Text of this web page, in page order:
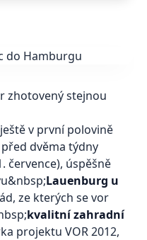
zhotovený stejnou
v první polovině
dvěma týdny
července), úspěšně
Lauenburg u
ze kterých se vor
kvalitní zahradní
projektu VOR 2012,